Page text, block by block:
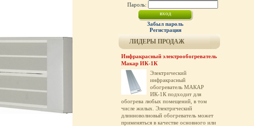
Пароль:
Забыл пароль
Регистрация
ЛИДЕРЫ ПРОДАЖ
Инфракрасный электрообогреватель
Макар ИК-1К
Электрический
инфракрасный
обогреватель МАКАР
ИК-1К подходит для
обогрева любых помещений, в том
числе жилых. Электрический
длинноволновый обогреватель может
применяться в качестве основного или